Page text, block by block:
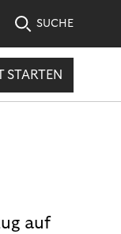
SUCHE
STARTEN
auf